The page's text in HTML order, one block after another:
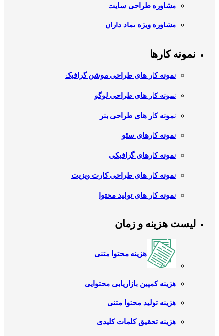
مشاوره طراحی سایت
مشاوره ویژه نماد داران
نمونه کارها
نمونه کار های طراحی موشن گرافیک
نمونه کار های طراحی لوگو
نمونه کار های طراحی بنر
نمونه کارهای سئو
نمونه کارهای گرافیکی
نمونه کار های طراحی کارت ویزیت
نمونه کار های تولید محتوا
لیست هزینه و زمان
هزینه محتوا متنی
هزینه کمپین بازاریابی محتوایی
هزینه تولید محتوا متنی
هزینه تحقیق کلمات کلیدی